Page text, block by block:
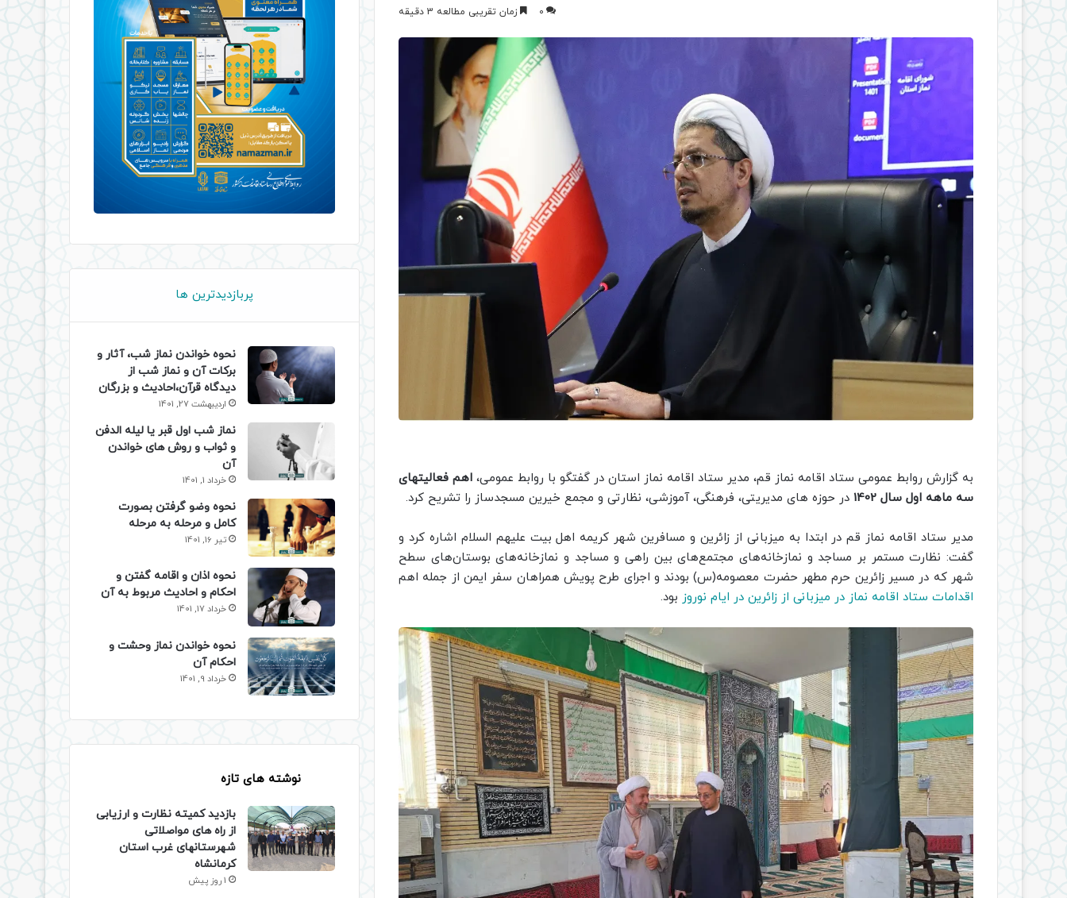
0 زمان تقریبی مطالعه 3 دقیقه
به گزارش روابط عمومی ستاد اقامه نماز قم، مدیر ستاد اقامه نماز استان در گفتگو با روابط عمومی، اهم فعالیتهای
سه ماهه اول سال 1402
در حوزه های مدیریتی، فرهنگی، آموزشی، نظارتی و مجمع خیرین مسجدساز را تشریح کرد.
مدیر ستاد اقامه نماز قم در ابتدا به میزبانی از زائرین و مسافرین شهر کریمه اهل بیت علیهم السلام اشاره کرد و
گفت: نظارت مستمر بر مساجد و نمازخانه‌های مجتمع‌های بین راهی و مساجد و نمازخانه‌های بوستان‌های سطح
شهر که در مسیر زائرین حرم مطهر حضرت معصومه(س) بودند و اجرای طرح پویش همراهان سفر ایمن از جمله اهم
اقدامات ستاد اقامه نماز در میزبانی از زائرین در ایام نوروز بود.
پربازدیدترین ها
نحوه خواندن نماز شب، آثار و
برکات آن و نماز شب از
دیدگاه قرآن،احادیث و بزرگان
اردیبهشت 27, 1401
نماز شب اول قبر یا لیله الدفن
و ثواب و روش های خواندن
آن
خرداد 1, 1401
نحوه وضو گرفتن بصورت
کامل و مرحله به مرحله
تیر 16, 1401
نحوه اذان و اقامه گفتن و
احکام و احادیث مربوط به آن
خرداد 17, 1401
نحوه خواندن نماز وحشت و
احکام آن
خرداد 9, 1401
نوشته های تازه
بازدید کمیته نظارت و ارزیابی
از راه های مواصلاتی
شهرستانهای غرب استان
کرمانشاه
1 روز پیش